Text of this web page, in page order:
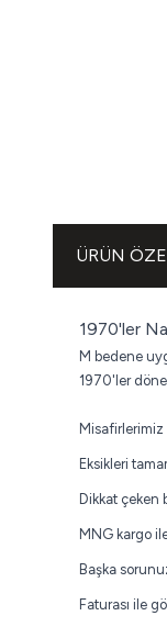
ÜRÜN
1970'ler
M bedene
1970'ler
Eksikleri
Dikkat çeken
MNG kargo
Başka
Faturası ile